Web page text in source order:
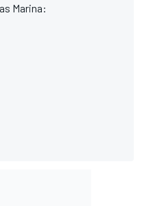
Marina: